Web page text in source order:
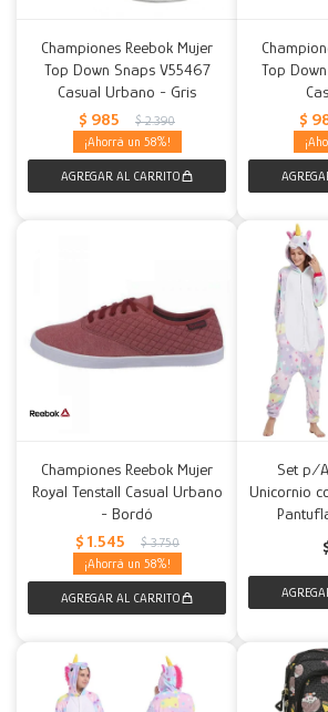
Championes Reebok Mujer
Top Down Snaps V55467
Casual Urbano - Gris
$ 985 $ 2.390
58
Top
$
Championes Reebok Mujer
Royal Tenstall Casual Urbano
- Bordó
$ 1.545 $ 3.750
58
Set p/
Unicornio